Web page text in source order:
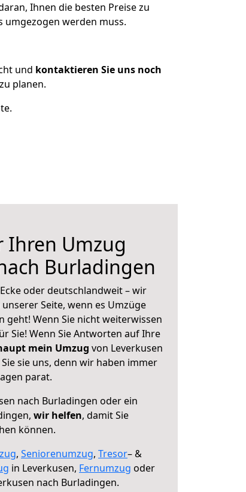
Ihnen die besten Preise zu
umgezogen werden muss.
und kontaktieren Sie uns noch
planen.
Ihren Umzug
Burladingen
oder deutschlandweit – wir
unserer Seite, wenn es Umzüge
geht! Wenn Sie nicht weiterwissen
Sie! Wenn Sie Antworten auf Ihre
mein Umzug von Leverkusen
sie uns, denn wir haben immer
parat.
nach Burladingen oder ein
wir helfen, damit Sie
können.
, Seniorenumzug, Tresor– &
in Leverkusen, Fernumzug oder
nach Burladingen.